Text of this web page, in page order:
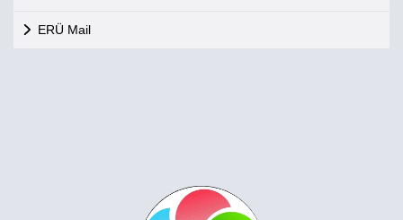
ERÜ Mail